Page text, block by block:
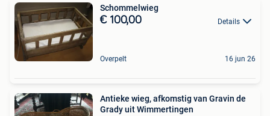
Schommelwieg
€ 100,00 Details
Overpelt 16 jun 26
Antieke wieg, afkomstig van Gravin de
Grady uit Wimmertingen